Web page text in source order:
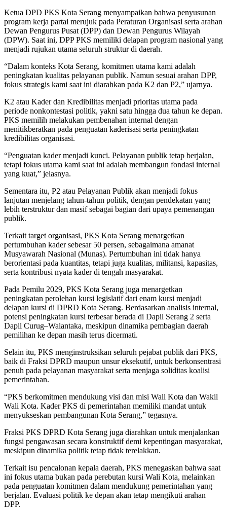
Ketua DPD PKS Kota Serang menyampaikan bahwa penyusunan
program kerja partai merujuk pada Peraturan Organisasi serta arahan
Dewan Pengurus Pusat (DPP) dan Dewan Pengurus Wilayah
(DPW). Saat ini, DPP PKS memiliki delapan program nasional yang
menjadi rujukan utama seluruh struktur di daerah.
“Dalam konteks Kota Serang, komitmen utama kami adalah
peningkatan kualitas pelayanan publik. Namun sesuai arahan DPP,
fokus strategis kami saat ini diarahkan pada K2 dan P2,” ujarnya.
K2 atau Kader dan Kredibilitas menjadi prioritas utama pada
periode nonkontestasi politik, yakni satu hingga dua tahun ke depan.
PKS memilih melakukan pembenahan internal dengan
menitikberatkan pada penguatan kaderisasi serta peningkatan
kredibilitas organisasi.
“Penguatan kader menjadi kunci. Pelayanan publik tetap berjalan,
tetapi fokus utama kami saat ini adalah membangun fondasi internal
yang kuat,” jelasnya.
Sementara itu, P2 atau Pelayanan Publik akan menjadi fokus
lanjutan menjelang tahun-tahun politik, dengan pendekatan yang
lebih terstruktur dan masif sebagai bagian dari upaya pemenangan
publik.
Terkait target organisasi, PKS Kota Serang menargetkan
pertumbuhan kader sebesar 50 persen, sebagaimana amanat
Musyawarah Nasional (Munas). Pertumbuhan ini tidak hanya
berorientasi pada kuantitas, tetapi juga kualitas, militansi, kapasitas,
serta kontribusi nyata kader di tengah masyarakat.
Pada Pemilu 2029, PKS Kota Serang juga menargetkan
peningkatan perolehan kursi legislatif dari enam kursi menjadi
delapan kursi di DPRD Kota Serang. Berdasarkan analisis internal,
potensi peningkatan kursi terbesar berada di Dapil Serang 2 serta
Dapil Curug–Walantaka, meskipun dinamika pembagian daerah
pemilihan ke depan masih terus dicermati.
Selain itu, PKS menginstruksikan seluruh pejabat publik dari PKS,
baik di Fraksi DPRD maupun unsur eksekutif, untuk berkonsentrasi
penuh pada pelayanan masyarakat serta menjaga soliditas koalisi
pemerintahan.
“PKS berkomitmen mendukung visi dan misi Wali Kota dan Wakil
Wali Kota. Kader PKS di pemerintahan memiliki mandat untuk
menyukseskan pembangunan Kota Serang,” tegasnya.
Fraksi PKS DPRD Kota Serang juga diarahkan untuk menjalankan
fungsi pengawasan secara konstruktif demi kepentingan masyarakat,
meskipun dinamika politik tetap tidak terelakkan.
Terkait isu pencalonan kepala daerah, PKS menegaskan bahwa saat
ini fokus utama bukan pada perebutan kursi Wali Kota, melainkan
pada penguatan komitmen dalam mendukung pemerintahan yang
berjalan. Evaluasi politik ke depan akan tetap mengikuti arahan
DPP.